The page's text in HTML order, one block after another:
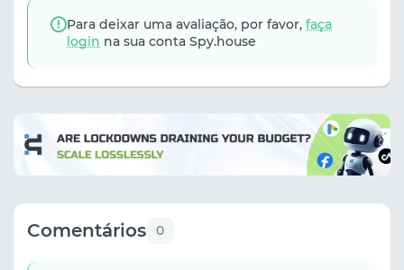
Para deixar uma avaliação, por favor, faça
login na sua conta Spy.house
Comentários 0